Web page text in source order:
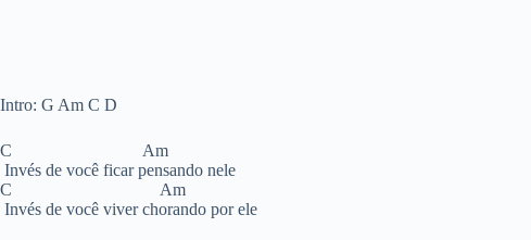
Intro: G Am C D
C Am
Invés de você ficar pensando nele
C Am
Invés de você viver chorando por ele